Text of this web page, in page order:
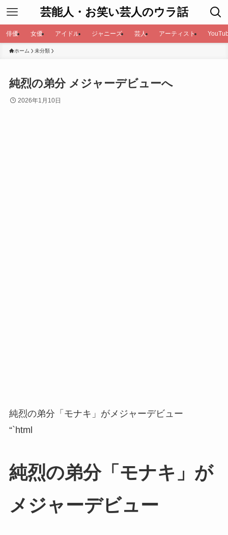
芸能人・お笑い芸人のウラ話
俳優 女優 アイドル ジャニーズ 芸人 アーティスト
ホーム 未分類
純烈の弟分 メジャーデビューへ
2026年1月10日
純烈の弟分「モナキ」がメジャーデビュー
“`html
純烈の弟分「モナキ」が
メジャーデビュー